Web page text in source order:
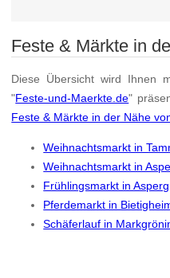
Feste & Märkte in
Diese Übersicht wird Ihnen
"Feste-und-Maerkte.de"
Feste & Märkte in der Nähe
Weihnachtsmarkt in
Weihnachtsmarkt in
Frühlingsmarkt in Asperg
Pferdemarkt in
Schäferlauf in